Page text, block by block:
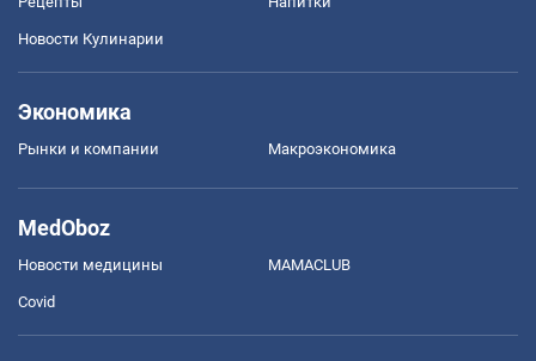
Новости Кулинарии
Экономика
Рынки и компании Mакроэкономика
MedOboz
Новости медицины MAMACLUB
Covid